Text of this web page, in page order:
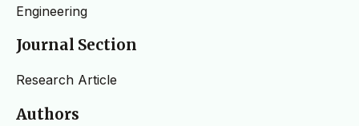
Engineering
Journal Section
Research Article
Authors